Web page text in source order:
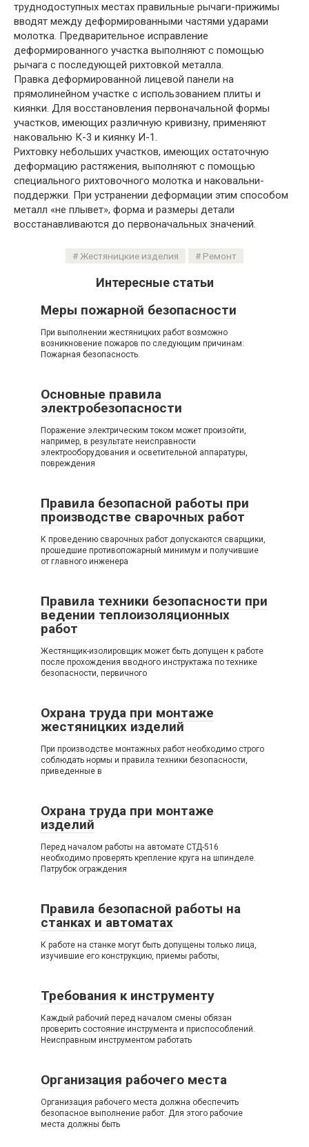
труднодоступных местах правильные рычаги-прижимы
вводят между деформированными частями ударами
молотка. Предварительное исправление
деформированного участка выполняют с помощью
рычага с последующей рихтовкой металла.
Правка деформированной лицевой панели на
прямолинейном участке с использованием плиты и
киянки. Для восстановления первоначальной формы
участков, имеющих различную кривизну, применяют
наковальню К-3 и киянку И-1.
Рихтовку небольших участков, имеющих остаточную
деформацию растяжения, выполняют с помощью
специального рихтовочного молотка и наковальни-
поддержки. При устранении деформации этим способом
металл «не плывет», форма и размеры детали
восстанавливаются до первоначальных значений.
Жестяницкие изделия Ремонт
Интересные статьи
Меры пожарной безопасности
При выполнении жестяницких работ возможно
возникновение пожаров по следующим причинам:
Пожарная безопасность.
Основные правила
электробезопасности
Поражение электрическим током может произойти,
например, в результате неисправности
электрооборудования и осветительной аппаратуры,
повреждения
Правила безопасной работы при
производстве сварочных работ
К проведению сварочных работ допускаются сварщики,
прошедшие противопожарный минимум и получившие
от главного инженера
Правила техники безопасности при
ведении теплоизоляционных
работ
Жестянщик-изолировщик может быть допущен к работе
после прохождения вводного инструктажа по технике
безопасности, первичного
Охрана труда при монтаже
жестяницких изделий
При производстве монтажных работ необходимо строго
соблюдать нормы и правила техники безопасности,
приведенные в
Охрана труда при монтаже
изделий
Перед началом работы на автомате СТД-516
необходимо проверять крепление круга на шпинделе.
Патрубок ограждения
Правила безопасной работы на
станках и автоматах
К работе на станке могут быть допущены только лица,
изучившие его конструкцию, приемы работы,
Требования к инструменту
Каждый рабочий перед началом смены обязан
проверить состояние инструмента и приспособлений.
Неисправным инструментом работать
Организация рабочего места
Организация рабочего места должна обеспечить
безопасное выполнение работ. Для этого рабочие
места должны быть